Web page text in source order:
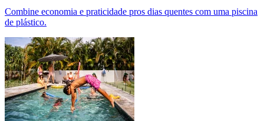
Combine economia e praticidade pros dias quentes com uma piscina
de plástico.